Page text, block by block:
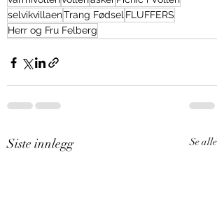
selvikvillaenTrang FødselFLUFFERS
Herr og Fru Felberg
Siste innlegg Se alle